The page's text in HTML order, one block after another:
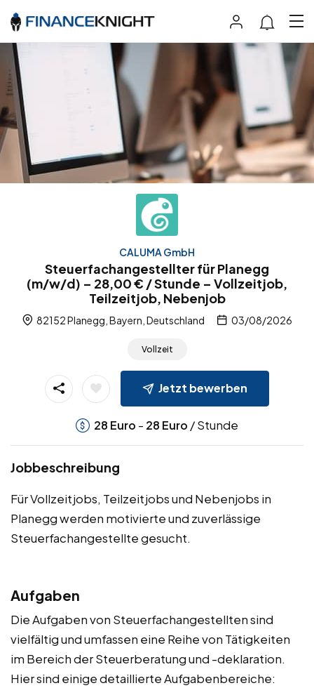
CALUMA GmbH
Steuerfachangestellter für Planegg
(m/w/d) – 28,00 € / Stunde – Vollzeitjob,
Teilzeitjob, Nebenjob
82152 Planegg, Bayern, Deutschland 03/08/2026
Vollzeit
Jetzt bewerben
28 Euro - 28 Euro / Stunde
Jobbeschreibung
Für Vollzeitjobs, Teilzeitjobs und Nebenjobs in
Planegg werden motivierte und zuverlässige
Steuerfachangestellte gesucht.
Aufgaben
Die Aufgaben von Steuerfachangestellten sind
vielfältig und umfassen eine Reihe von Tätigkeiten
im Bereich der Steuerberatung und -deklaration.
Hier sind einige detaillierte Aufgabenbereiche: